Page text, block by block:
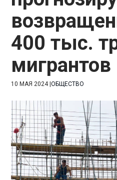
400 тыс.
мигрантов
10 МАЯ 2024|ОБЩЕСТВО